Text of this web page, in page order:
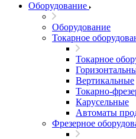
Оборудование
Оборудование
Токарное
Токарное
Вертикальные
Токарно-
Карусельные
Автоматы
Фрезерное